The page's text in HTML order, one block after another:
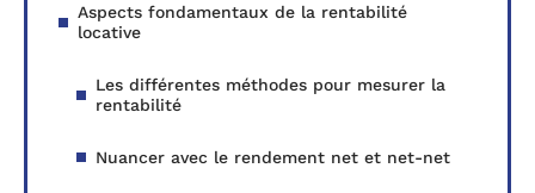
Aspects fondamentaux de la rentabilité
locative
Les différentes méthodes pour mesurer la
rentabilité
Nuancer avec le rendement net et net-net